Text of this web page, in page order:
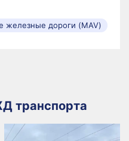
железные дороги (MAV)
транспорта